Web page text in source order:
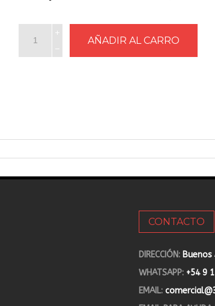
CONTACTO
DIRECCIÓN: Buenos
WHATSAPP: +54 9
EMAIL: